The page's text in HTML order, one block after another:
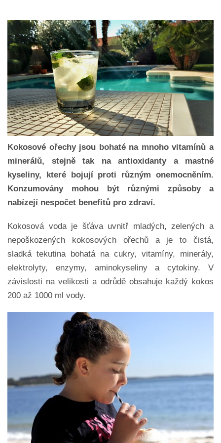
Kokosové ořechy jsou bohaté na mnoho vitamínů a
minerálů, stejně tak na antioxidanty a mastné
kyseliny, které bojují proti různým onemocněním.
Konzumovány mohou být různými způsoby a
nabízejí nespočet benefitů pro zdraví.
Kokosová voda je šťáva uvnitř mladých, zelených a
nepoškozených kokosových ořechů a je to čistá,
sladká tekutina bohatá na cukry, vitamíny, minerály,
elektrolyty, enzymy, aminokyseliny a cytokiny. V
závislosti na velikosti a odrůdě obsahuje každý kokos
200 až 1000 ml vody.